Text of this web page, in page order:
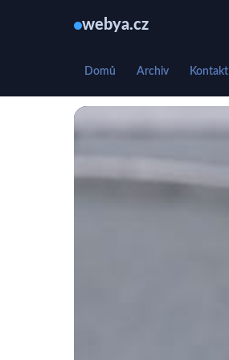
webya.cz
Domů Archiv Kontakt